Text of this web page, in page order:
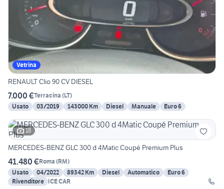
Vetrina
RENAULT Clio 90 CV DIESEL
7.000 €Terracina (LT)
Usato
03/2019 143000 Km Diesel Manuale Euro 6
18
MERCEDES-BENZ GLC 300 d 4Matic Coupé Premium Plus
41.480 €Roma (RM)
Usato
04/2022 89342 Km Diesel Automatico
Euro 6
Rivenditore ICE CAR